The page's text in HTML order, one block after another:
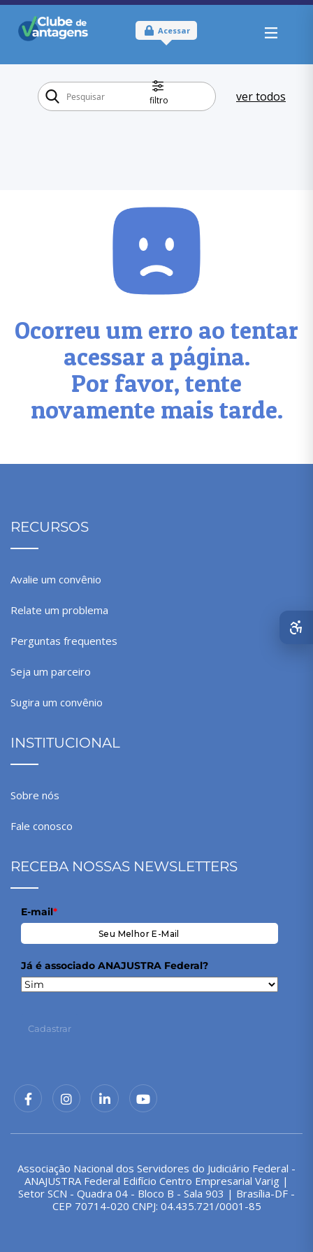
Acessar
filtro ver todos
Ocorreu um erro ao tentar
acessar a página.
Por favor, tente
novamente mais tarde.
RECURSOS
Avalie um convênio
Relate um problema
Perguntas frequentes
Seja um parceiro
Sugira um convênio
INSTITUCIONAL
Sobre nós
Fale conosco
RECEBA NOSSAS NEWSLETTERS
E-mail*
Já é associado ANAJUSTRA Federal?
Cadastrar
Associação Nacional dos Servidores do Judiciário Federal -
ANAJUSTRA Federal Edifício Centro Empresarial Varig |
Setor SCN - Quadra 04 - Bloco B - Sala 903 | Brasília-DF -
CEP 70714-020 CNPJ: 04.435.721/0001-85